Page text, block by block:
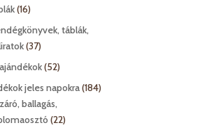
1616
termék táblák,
3737
termék
5252
termék
jeles napokra 184184
ballagás,
2222